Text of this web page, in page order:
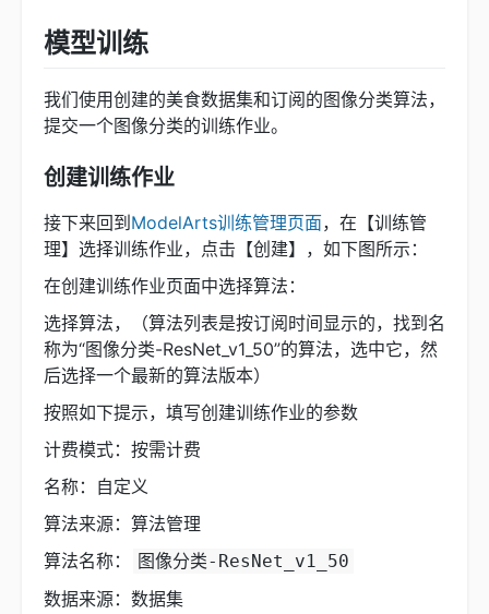
模型训练
我们使用创建的美食数据集和订阅的图像分类算法，
提交一个图像分类的训练作业。
创建训练作业
接下来回到ModelArts训练管理页面，在【训练管
理】选择训练作业，点击【创建】，如下图所示：
在创建训练作业页面中选择算法：
选择算法，（算法列表是按订阅时间显示的，找到名
称为“图像分类-ResNet_v1_50”的算法，选中它，然
后选择一个最新的算法版本）
按照如下提示，填写创建训练作业的参数
计费模式：按需计费
名称：自定义
算法来源：算法管理
算法名称：
图像分类-ResNet_v1_50
数据来源：数据集